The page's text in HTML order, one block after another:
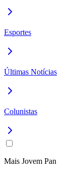
Esportes
Últimas Notícias
Colunistas
Mais Jovem Pan